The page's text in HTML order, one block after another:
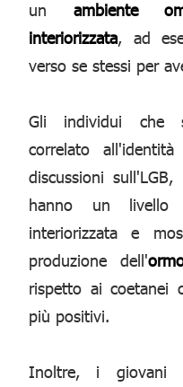
un ambiente
interiorizzata, ad
verso se stessi per
Gli individui che
correlato
discussioni
hanno un
interiorizzata e
produzione dell'
rispetto ai coetanei
più positivi.
Inoltre, i giovani